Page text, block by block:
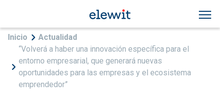
Sobrescribir enlaces de ayuda a la
Inicio
Actualidad
“Volverá a haber una innovación específica para el
entorno empresarial, que generará nuevas
oportunidades para las empresas y el ecosistema
emprendedor”